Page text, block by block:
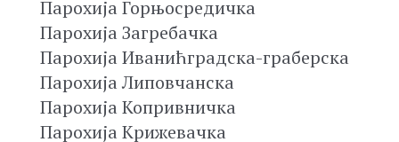
Парохија Горњосредичка
Парохија Загребачка
Парохија Иванићградска-граберска
Парохија Липовчанска
Парохија Копривничка
Парохија Крижевачка